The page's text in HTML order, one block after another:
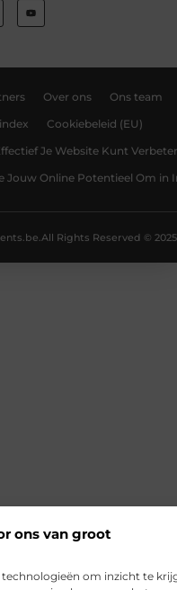
ons van groot
om inzicht te
Over ons Ons team
Cookiebeleid (EU)
Je Website Kunt
Jouw Online Potentieel Om in
All Rights Reserved © 2025